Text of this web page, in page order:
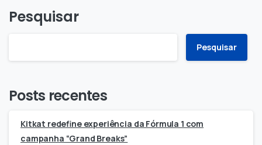
Pesquisar
Pesquisar
Posts recentes
Kitkat redefine experiência da Fórmula 1 com
campanha “Grand Breaks”